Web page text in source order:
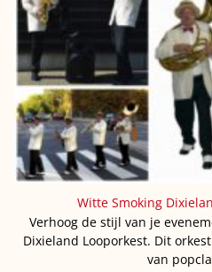
Witte Smoking
Verhoog de stijl van je
Dixieland Looporkest. Dit
van